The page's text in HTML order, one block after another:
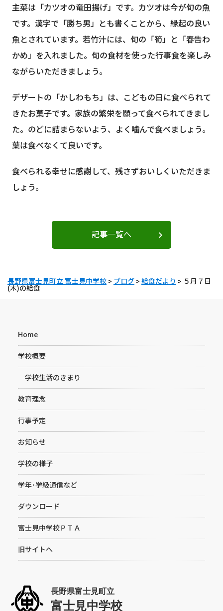
主菜は「カツオの竜田揚げ」です。カツオは今が旬の魚
です。漢字で「勝ち男」とも書くことから、縁起の良い
魚とされています。若竹汁には、旬の「筍」と「春告わ
かめ」を入れました。旬の食材を使った行事食を楽しみ
ながらいただきましょう。
デザートの「かしわもち」は、こどもの日に食べられて
きたお菓子です。家族の繁栄を願って食べられてきまし
た。のどに詰まらないよう、よく噛んで食べましょう。
葉は食べなくて良いです。
食べられる幸せに感謝して、残さずおいしくいただきま
しょう。
記事一覧へ
長野県富士見町立 富士見中学校 > ブログ > 給食だより > ５月７日
(木)の給食
Home
学校概要
学校生活のきまり
教育理念
行事予定
お知らせ
学校の様子
学年･学級通信など
ダウンロード
富士見中学校ＰＴＡ
旧サイトへ